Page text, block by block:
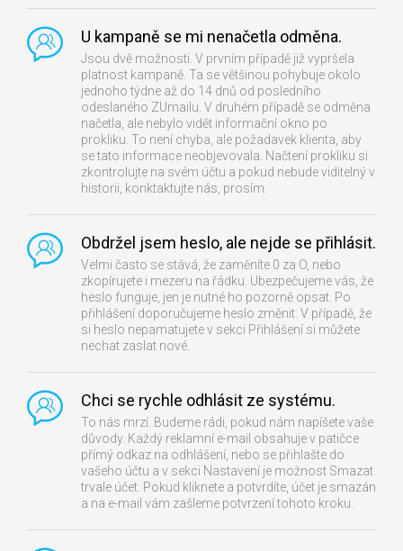
U kampaně se mi nenačetla odměna.
Jsou dvě možnosti. V prvním případě již vypršela
platnost kampaně. Ta se většinou pohybuje okolo
jednoho týdne až do 14 dnů od posledního
odeslaného ZUmailu. V druhém případě se odměna
načetla, ale nebylo vidět informační okno po
prokliku. To není chyba, ale požadavek klienta, aby
se tato informace neobjevovala. Načtení prokliku si
zkontrolujte na svém účtu a pokud nebude viditelný v
historii, konktaktujte nás, prosím.
Obdržel jsem heslo, ale nejde se přihlásit.
Velmi často se stává, že zaměníte 0 za O, nebo
zkopírujete i mezeru na řádku. Ubezpečujeme vás, že
heslo funguje, jen je nutné ho pozorně opsat. Po
přihlášení doporučujeme heslo změnit. V případě, že
si heslo nepamatujete v sekci Přihlášení si můžete
nechat zaslat nové.
Chci se rychle odhlásit ze systému.
To nás mrzí. Budeme rádi, pokud nám napíšete vaše
důvody. Každý reklamní e-mail obsahuje v patičce
přímý odkaz na odhlášení, nebo se přihlašte do
vašeho účtu a v sekci Nastavení je možnost Smazat
trvale účet. Pokud kliknete a potvrdíte, účet je smazán
a na e-mail vám zašleme potvrzení tohoto kroku.